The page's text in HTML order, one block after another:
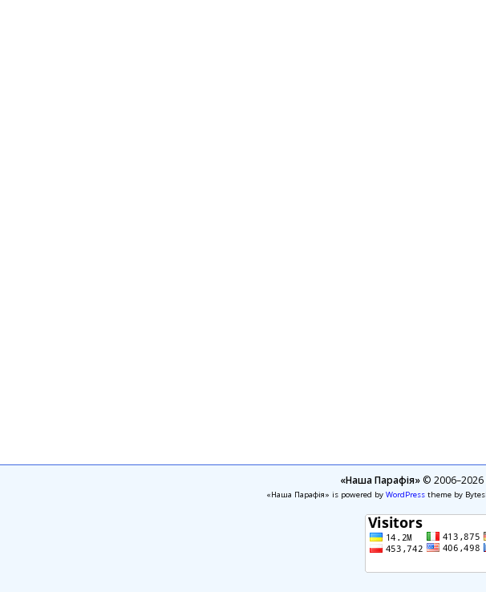
«Наша Парафія»© 2006–2026
«Наша Парафія» is powered by WordPresstheme by